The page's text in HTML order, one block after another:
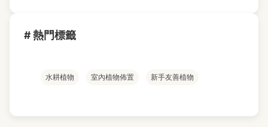
# 熱門標籤
水耕植物 室內植物佈置 新手友善植物